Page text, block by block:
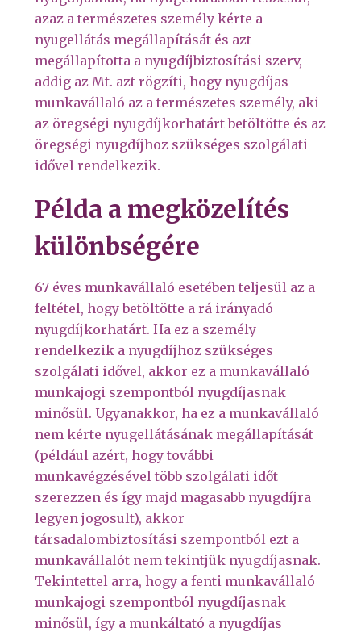
azaz a természetes személy kérte a
nyugellátás megállapítását és azt
megállapította a nyugdíjbiztosítási szerv,
addig az Mt. azt rögzíti, hogy nyugdíjas
munkavállaló az a természetes személy, aki
az öregségi nyugdíjkorhatárt betöltötte és az
öregségi nyugdíjhoz szükséges szolgálati
idővel rendelkezik.
Példa a megközelítés
különbségére
67 éves munkavállaló esetében teljesül az a
feltétel, hogy betöltötte a rá irányadó
nyugdíjkorhatárt. Ha ez a személy
rendelkezik a nyugdíjhoz szükséges
szolgálati idővel, akkor ez a munkavállaló
munkajogi szempontból nyugdíjasnak
minősül. Ugyanakkor, ha ez a munkavállaló
nem kérte nyugellátásának megállapítását
(például azért, hogy további
munkavégzésével több szolgálati időt
szerezzen és így majd magasabb nyugdíjra
legyen jogosult), akkor
társadalombiztosítási szempontból ezt a
munkavállalót nem tekintjük nyugdíjasnak.
Tekintettel arra, hogy a fenti munkavállaló
munkajogi szempontból nyugdíjasnak
minősül, így a munkáltató a nyugdíjas